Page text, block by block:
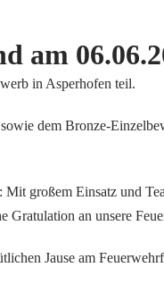
am
in Asperhofen teil.
dem Bronze-
großem Einsatz und
Gratulation an unsere
Jause am